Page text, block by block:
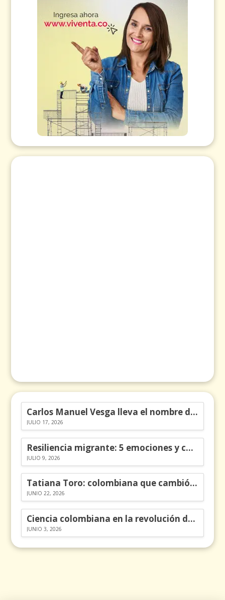
Carlos Manuel Vesga lleva el nombre de Colombia a los Emmy
JULIO 17, 2026
Resiliencia migrante: 5 emociones y cómo gestionarlas
JULIO 9, 2026
Tatiana Toro: colombiana que cambió la historia de las matemáticas
JUNIO 22, 2026
Ciencia colombiana en la revolución de los órganos en chips
JUNIO 3, 2026